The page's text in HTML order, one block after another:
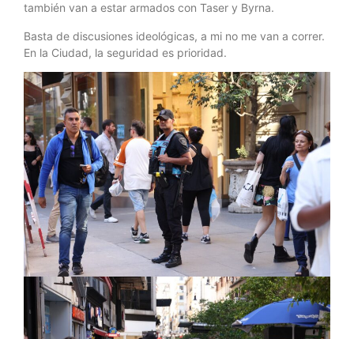
también van a estar armados con Taser y Byrna.
Basta de discusiones ideológicas, a mi no me van a correr.
En la Ciudad, la seguridad es prioridad.